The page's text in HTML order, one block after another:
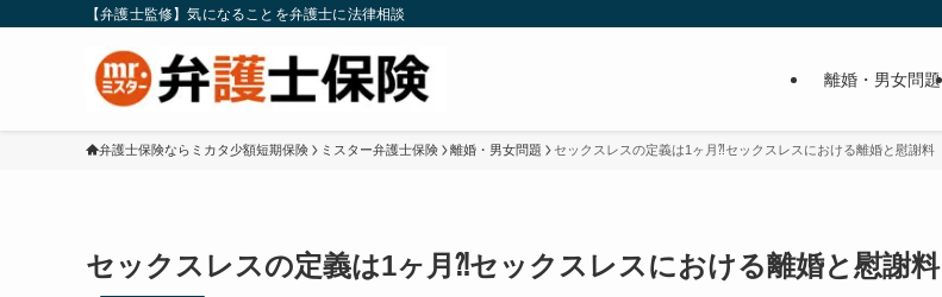
【弁護士監修】気になることを弁護士に法律相談
離婚・男女問題
弁護士保険ならミカタ少額短期保険 ミスター弁護士保険 離婚・男女問題 セックスレスの定義は1ヶ月⁈セックスレスにおける離婚と慰謝料
セックスレスの定義は1ヶ月⁈セックスレスにおける離婚と慰謝料